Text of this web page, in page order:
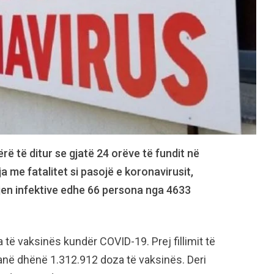
të ditur se gjatë 24 orëve të fundit në
me fatalitet si pasojë e koronavirusit,
infektive edhe 66 persona nga 4633
vaksinës kundër COVID-19. Prej fillimit të
dhënë 1.312.912 doza të vaksinës. Deri